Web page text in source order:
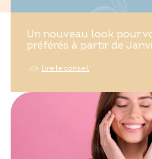
Un nouveau look pour
préférés à partir de
Lire le conseil